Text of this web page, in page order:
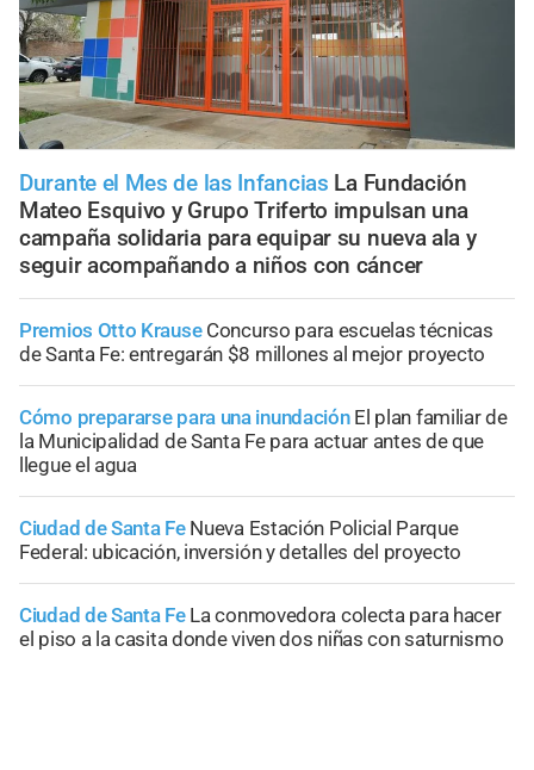
Durante el Mes de las Infancias La Fundación
Mateo Esquivo y Grupo Triferto impulsan una
campaña solidaria para equipar su nueva ala y
seguir acompañando a niños con cáncer
Premios Otto Krause Concurso para escuelas técnicas
de Santa Fe: entregarán $8 millones al mejor proyecto
Cómo prepararse para una inundación El plan familiar de
la Municipalidad de Santa Fe para actuar antes de que
llegue el agua
Ciudad de Santa Fe Nueva Estación Policial Parque
Federal: ubicación, inversión y detalles del proyecto
Ciudad de Santa Fe La conmovedora colecta para hacer
el piso a la casita donde viven dos niñas con saturnismo